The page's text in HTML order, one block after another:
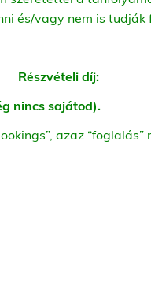
és/vagy nem is tudják
Részvételi díj:
nincs sajátod).
azaz